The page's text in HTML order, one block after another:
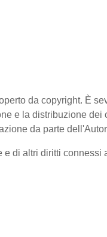
da copyright. È
e la distribuzione dei
da parte
di altri diritti connessi